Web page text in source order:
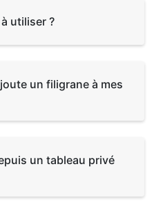
utiliser ?
un filigrane à mes
un tableau privé